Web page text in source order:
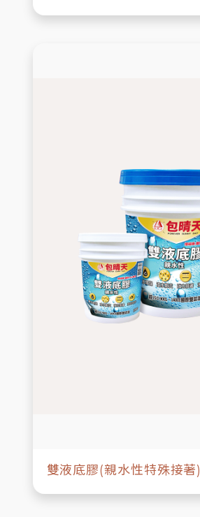
雙液底膠(親水性特殊接著)